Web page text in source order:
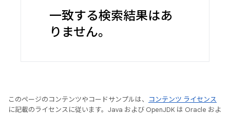
一致する検索結果はあ
りません。
このページのコンテンツやコードサンプルは、
コンテンツ ライセンス
に記載のライセンスに従います。Java および OpenJDK は Oracle およ